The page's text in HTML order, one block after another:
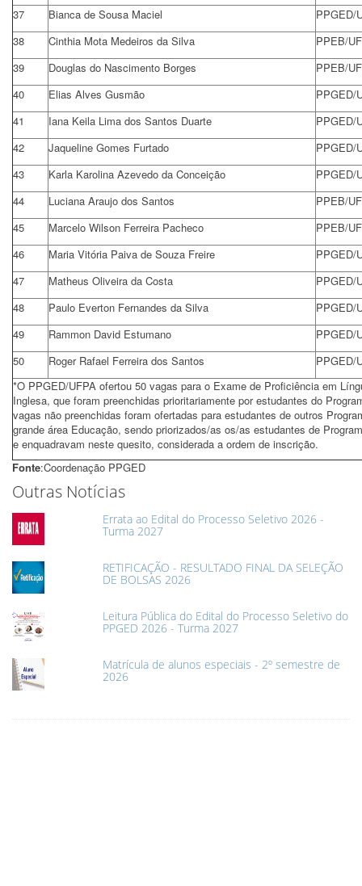
37
Bianca de Sousa Maciel
PPGED/
38
Cinthia Mota Medeiros da Silva
PPEB/
39
Douglas do Nascimento Borges
PPEB/
40
Elias Alves Gusmão
PPGED/
41
Iana Keila Lima dos Santos Duarte
PPGED/
42
Jaqueline Gomes Furtado
PPGED/
43
Karla Karolina Azevedo da Conceição
PPGED/
44
Luciana Araujo dos Santos
PPEB/
45
Marcelo Wilson Ferreira Pacheco
PPEB/
46
Maria Vitória Paiva de Souza Freire
PPGED/
47
Matheus Oliveira da Costa
PPGED/
48
Paulo Everton Fernandes da Silva
PPGED/
49
Rammon David Estumano
PPGED/
50
Roger Rafael Ferreira dos Santos
PPGED/
*O PPGED/UFPA ofertou 50 vagas para o Exame de Proficiência em
Inglesa, que foram preenchidas prioritariamente por estudantes do
vagas não preenchidas foram ofertadas para estudantes de outros
grande área Educação, sendo priorizados/as os/as estudantes de
e enquadravam neste quesito, considerada a ordem de inscrição.
Fonte:Coordenação PPGED
Outras Notícias
Errata ao Edital do Processo Seletivo 2026 -
Turma 2027
RETIFICAÇÃO - RESULTADO FINAL DA SELEÇÃO
DE BOLSAS 2026
Leitura Pública do Edital do Processo Seletivo do
PPGED 2026 - Turma 2027
Matrícula de alunos especiais - 2º semestre de
2026